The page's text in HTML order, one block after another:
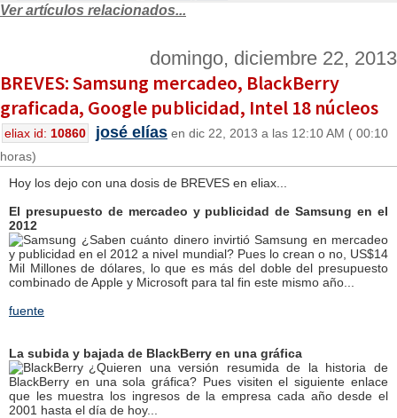
Ver artículos relacionados...
domingo, diciembre 22, 2013
BREVES: Samsung mercadeo, BlackBerry
graficada, Google publicidad, Intel 18 núcleos
eliax id: 10860 josé elías en dic 22, 2013 a las 12:10 AM ( 00:10
horas)
Hoy los dejo con una dosis de BREVES en eliax...
El presupuesto de mercadeo y publicidad de Samsung en el
2012
¿Saben cuánto dinero invirtió Samsung en mercadeo
y publicidad en el 2012 a nivel mundial? Pues lo crean o no, US$14
Mil Millones de dólares, lo que es más del doble del presupuesto
combinado de Apple y Microsoft para tal fin este mismo año...
fuente
La subida y bajada de BlackBerry en una gráfica
¿Quieren una versión resumida de la historia de
BlackBerry en una sola gráfica? Pues visiten el siguiente enlace
que les muestra los ingresos de la empresa cada año desde el
2001 hasta el día de hoy...